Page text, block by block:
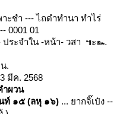
ะชำ --- ไถดำทำนา ทำไร่
0001 01
ประจำใน -หน้า- วสา ๚ะ๛
.
มีค. 2568
ำผวน
ท์ ๑๕ (ลหุ ๑๖) ... ยากจิ๊เป๋ง --